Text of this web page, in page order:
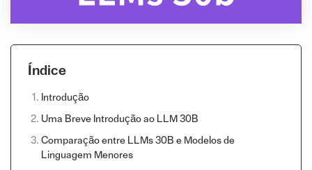
Índice
Introdução
Uma Breve Introdução ao LLM 30B
Comparação entre LLMs 30B e Modelos de
Linguagem Menores